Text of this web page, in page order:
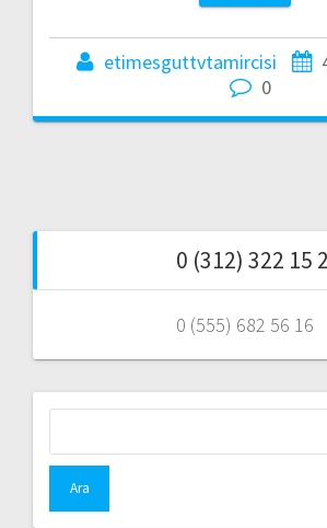
etimesguttvtamircisi
0
0 (312) 322 15
0 (555) 682 56 16